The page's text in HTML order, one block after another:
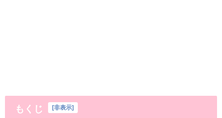
もくじ 非表示